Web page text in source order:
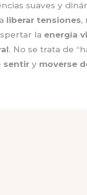
suaves y
liberar tensiones,
la energía
. No se trata de
sentir y moverse